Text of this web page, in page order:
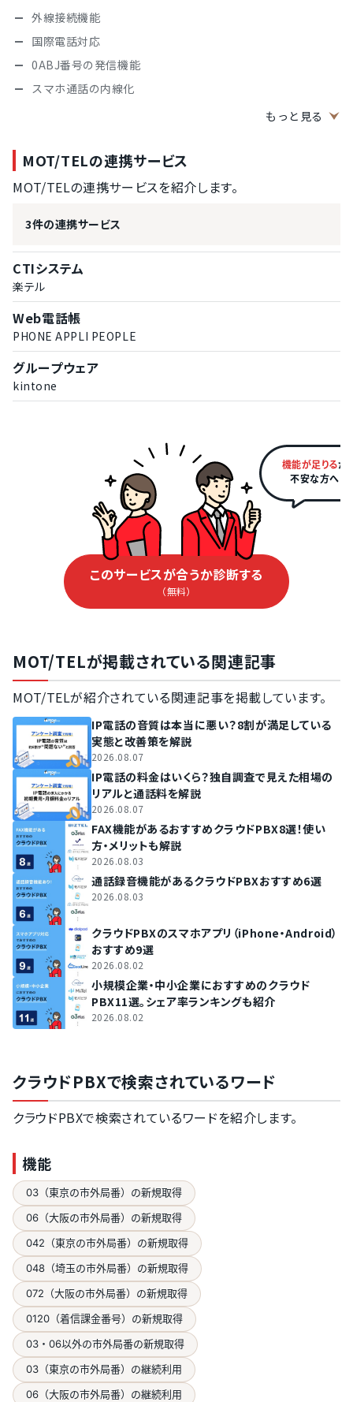
通話モニタリング機能
継続利用できる電話番号
03（東京の市外局番）の継続利用
048（埼玉の市外局番）の継続利用
06（大阪の市外局番）の継続利用
072（大阪の市外局番）の継続利用
0120（着信課金番号）の継続利用
0570（着信課金番号）の継続利用
0800（着信課金番号）の継続利用
03・06以外の市外局番の継続利用
03（東京の市外局番）の新規取得
042（東京の市外局番）の新規取得
048（埼玉の市外局番）の新規取得
06（大阪の市外局番）の新規取得
072（大阪の市外局番）の新規取得
0120（着信課金番号）の新規取得
0570（着信課金番号）の新規取得
外線接続機能
国際電話対応
0ABJ番号の発信機能
スマホ通話の内線化
転送機能
保留機能
CTI連携の機能
ACD（着信の自動振り分け）機能
IVR（自動音声応答）機能
ワンクリックコール機能
ソフトフォン（PC電話）機能
チャット機能
ネットFAX対応
音声会議通話機能
着信・発信制御のスケジュール設定
ささやき機能（通話中アドバイス）
担当者の自動設定
迷惑電話のフィルタ機能
番号管理・番号制御機能
通話履歴の表示
新規取得できる電話番号
03（東京の市外局番）の新規取得
042（東京の市外局番）の新規取得
072（大阪の市外局番）の新規取得
048（埼玉の市外局番）の新規取得
0120（着信課金番号）の新規取得
0570（着信課金番号）の新規取得
0800（着信課金番号）の新規取得
050（IP電話番号）の新規取得
03・06以外の市外局番の新規取得
継続利用できる電話番号
03（東京の市外局番）の継続利用
06（大阪の市外局番）の継続利用
042（東京の市外局番）の継続利用
072（大阪の市外局番）の継続利用
048（埼玉の市外局番）の継続利用
0120（着信課金番号）の継続利用
0570（着信課金番号）の継続利用
0800（着信課金番号）の継続利用
もっと見る
MOT/TELの連携サービス
MOT/TELの連携サービスを紹介します。
3件の連携サービス
CTIシステム
楽テル
Web電話帳
PHONE APPLI PEOPLE
グループウェア
kintone
機能が足りるか
不安な方へ
このサービスが合うか診断する
（無料）
MOT/TELが掲載されている関連記事
MOT/TELが紹介されている関連記事を掲載しています。
IP電話の音質は本当に悪い？8割が満足している
実態と改善策を解説
2026.08.07
IP電話の料金はいくら？独自調査で見えた相場の
リアルと通話料を解説
2026.08.07
FAX機能があるおすすめクラウドPBX8選！使い
方・メリットも解説
2026.08.03
通話録音機能があるクラウドPBXおすすめ6選
2026.08.03
クラウドPBXのスマホアプリ（iPhone・Android）
おすすめ9選
2026.08.02
小規模企業・中小企業におすすめのクラウド
PBX11選。シェア率ランキングも紹介
2026.08.02
クラウドPBXで検索されているワード
クラウドPBXで検索されているワードを紹介します。
機能
03（東京の市外局番）の新規取得
06（大阪の市外局番）の新規取得
042（東京の市外局番）の新規取得
048（埼玉の市外局番）の新規取得
072（大阪の市外局番）の新規取得
0120（着信課金番号）の新規取得
03・06以外の市外局番の新規取得
03（東京の市外局番）の継続利用
06（大阪の市外局番）の継続利用